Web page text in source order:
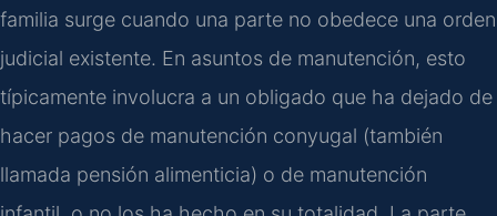
familia surge cuando una parte no obedece una orden
judicial existente. En asuntos de manutención, esto
típicamente involucra a un obligado que ha dejado de
hacer pagos de manutención conyugal (también
llamada pensión alimenticia) o de manutención